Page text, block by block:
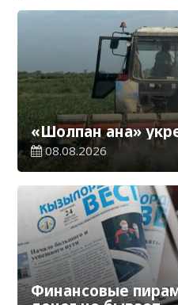
«Шолпан ана»
08.08.2026
Финансовые